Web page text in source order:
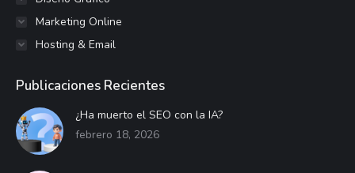
Marketing Online
Hosting & Email
Publicaciones Recientes
¿Ha muerto el SEO con la IA?
febrero 18, 2026